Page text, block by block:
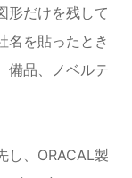
形だけを残して
名を貼ったとき
備品、ノベルテ
し、ORACAL製